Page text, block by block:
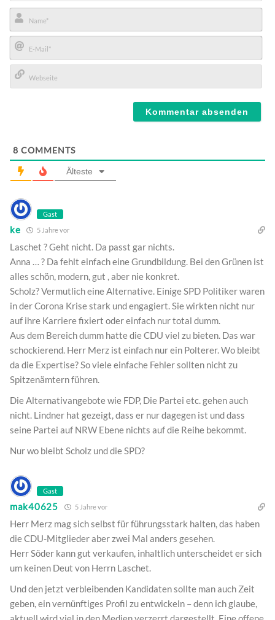
Name*
E-
Mail*
8 COMMENTS
Älteste
Gast
ke 5 Jahre vor
Laschet ? Geht nicht. Da passt gar nichts.
Anna … ? Da fehlt einfach eine Grundbildung. Bei den Grünen ist
alles schön, modern, gut , aber nie konkret.
Scholz? Vermutlich eine Alternative. Einige SPD Politiker waren
in der Corona Krise stark und engagiert. Sie wirkten nicht nur
auf ihre Karriere fixiert oder einfach nur total dumm.
Aus dem Bereich dumm hatte die CDU viel zu bieten. Das war
schockierend. Herr Merz ist einfach nur ein Polterer. Wo bleibt
da die Expertise? So viele einfache Fehler sollten nicht zu
Spitzenämtern führen.
Die Alternativangebote wie FDP, Die Partei etc. gehen auch
nicht. Lindner hat gezeigt, dass er nur dagegen ist und dass
seine Partei auf NRW Ebene nichts auf die Reihe bekommt.
Nur wo bleibt Scholz und die SPD?
Gast
mak40625 5 Jahre vor
Herr Merz mag sich selbst für führungsstark halten, das haben
die CDU-Mitglieder aber zwei Mal anders gesehen.
Herr Söder kann gut verkaufen, inhaltlich unterscheidet er sich
um keinen Deut von Herrn Laschet.
Und den jetzt verbleibenden Kandidaten sollte man auch Zeit
geben, ein vernünftiges Profil zu entwickeln – denn ich glaube,